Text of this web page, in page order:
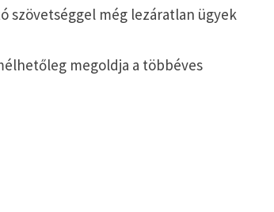
szövetséggel még lezáratlan ügyek
megoldja a többéves